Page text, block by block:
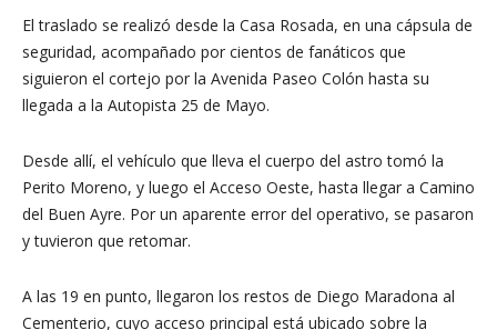
El traslado se realizó desde la Casa Rosada, en una cápsula de
seguridad, acompañado por cientos de fanáticos que
siguieron el cortejo por la Avenida Paseo Colón hasta su
llegada a la Autopista 25 de Mayo.
Desde allí, el vehículo que lleva el cuerpo del astro tomó la
Perito Moreno, y luego el Acceso Oeste, hasta llegar a Camino
del Buen Ayre. Por un aparente error del operativo, se pasaron
y tuvieron que retomar.
A las 19 en punto, llegaron los restos de Diego Maradona al
Cementerio, cuyo acceso principal está ubicado sobre la